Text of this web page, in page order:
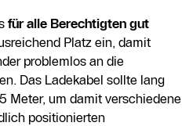
für alle Berechtigten gut
Platz ein, damit
problemlos an die
Das Ladekabel sollte lang
Meter, um damit verschiedene
positionierten